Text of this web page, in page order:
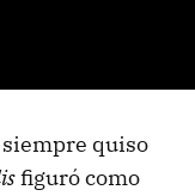
quiso
figuró como